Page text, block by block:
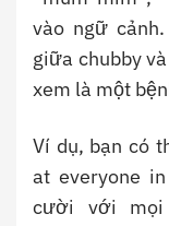
vào ngữ
giữa chubby
xem là một
Ví dụ, bạn có
at everyone
cười với mọi